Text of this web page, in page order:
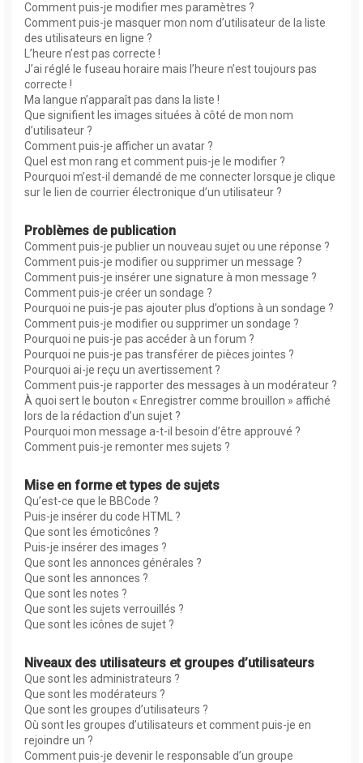
Comment puis-je modifier mes paramètres ?
Comment puis-je masquer mon nom d’utilisateur de la liste
des utilisateurs en ligne ?
L’heure n’est pas correcte !
J’ai réglé le fuseau horaire mais l’heure n’est toujours pas
correcte !
Ma langue n’apparaît pas dans la liste !
Que signifient les images situées à côté de mon nom
d’utilisateur ?
Comment puis-je afficher un avatar ?
Quel est mon rang et comment puis-je le modifier ?
Pourquoi m’est-il demandé de me connecter lorsque je clique
sur le lien de courrier électronique d’un utilisateur ?
Problèmes de publication
Comment puis-je publier un nouveau sujet ou une réponse ?
Comment puis-je modifier ou supprimer un message ?
Comment puis-je insérer une signature à mon message ?
Comment puis-je créer un sondage ?
Pourquoi ne puis-je pas ajouter plus d’options à un sondage ?
Comment puis-je modifier ou supprimer un sondage ?
Pourquoi ne puis-je pas accéder à un forum ?
Pourquoi ne puis-je pas transférer de pièces jointes ?
Pourquoi ai-je reçu un avertissement ?
Comment puis-je rapporter des messages à un modérateur ?
À quoi sert le bouton « Enregistrer comme brouillon » affiché
lors de la rédaction d’un sujet ?
Pourquoi mon message a-t-il besoin d’être approuvé ?
Comment puis-je remonter mes sujets ?
Mise en forme et types de sujets
Qu’est-ce que le BBCode ?
Puis-je insérer du code HTML ?
Que sont les émoticônes ?
Puis-je insérer des images ?
Que sont les annonces générales ?
Que sont les annonces ?
Que sont les notes ?
Que sont les sujets verrouillés ?
Que sont les icônes de sujet ?
Niveaux des utilisateurs et groupes d’utilisateurs
Que sont les administrateurs ?
Que sont les modérateurs ?
Que sont les groupes d’utilisateurs ?
Où sont les groupes d’utilisateurs et comment puis-je en
rejoindre un ?
Comment puis-je devenir le responsable d’un groupe